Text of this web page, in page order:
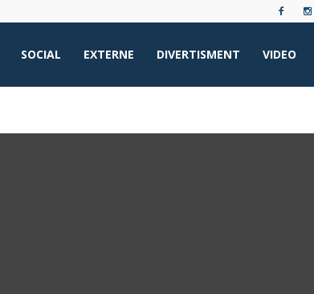
SOCIAL EXTERNE DIVERTISMENT VIDEO